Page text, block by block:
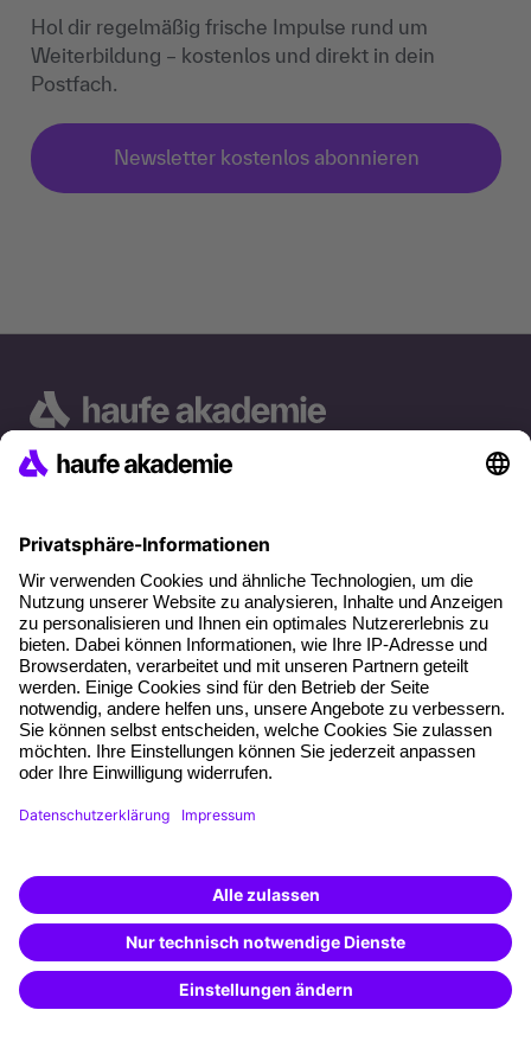
Hol dir regelmäßig frische Impulse rund um
Weiterbildung – kostenlos und direkt in dein
Postfach.
Newsletter kostenlos abonnieren
Haufe Akademie GmbH & Co. KG
79111 Freiburg
Eine Marke der
Unsere Angebotsfelder
Website der Haufe Akademie
Seminare & Trainings
Unternehmenslösungen
Fokus Personalentwicklung
Haufe Sommer-Akademie
Öffentliche Fördermittel